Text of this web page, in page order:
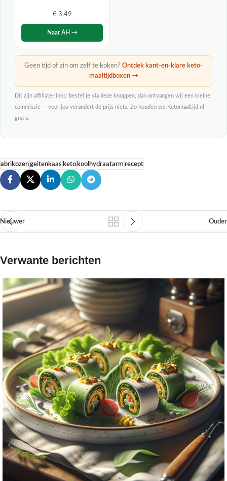
€ 3,49
Naar AH →
Geen tijd of zin om zelf te koken? Ontdek kant-en-klare keto-
maaltijdboxen →
Dit zijn affiliate-links: bestel je via deze knoppen, dan ontvangen wij een kleine
commissie — voor jou verandert de prijs niets. Zo houden we Ketomaaltijd.nl
gratis.
abrikozengeitenkaas keto koolhydraatarm recept
Nieuwer Ouder
Verwante berichten